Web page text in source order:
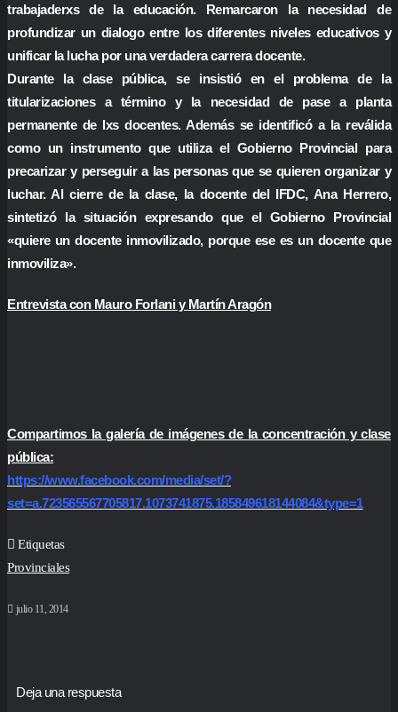
trabajaderxs de la educación. Remarcaron la necesidad de
profundizar un dialogo entre los diferentes niveles educativos y
unificar la lucha por una verdadera carrera docente.
Durante la clase pública, se insistió en el problema de la
titularizaciones a término y la necesidad de pase a planta
permanente de lxs docentes. Además se identificó a la reválida
como un instrumento que utiliza el Gobierno Provincial para
precarizar y perseguir a las personas que se quieren organizar y
luchar. Al cierre de la clase, la docente del IFDC, Ana Herrero,
sintetizó la situación expresando que el Gobierno Provincial
«quiere un docente inmovilizado, porque ese es un docente que
inmoviliza».
Entrevista con Mauro Forlani y Martín Aragón
Compartimos la galería de imágenes de la concentración y clase
pública:
https://www.facebook.com/media/set/?
set=a.723565567705817.1073741875.185849618144084&type=1
Etiquetas
Provinciales
julio 11, 2014
Deja una respuesta